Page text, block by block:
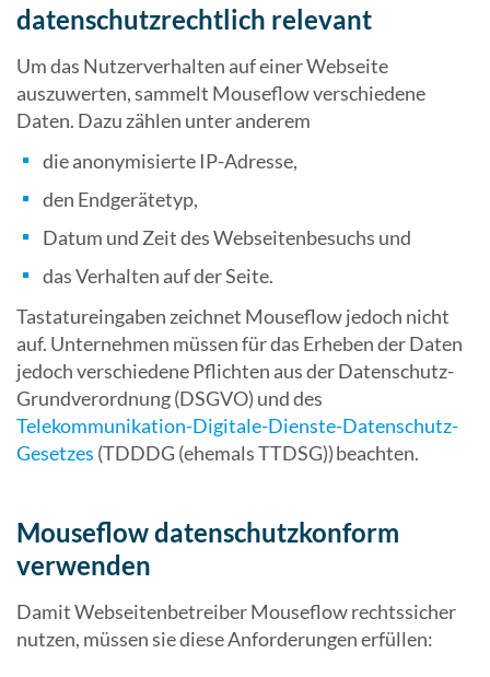
datenschutzrechtlich relevant
Um das Nutzerverhalten auf einer Webseite
auszuwerten, sammelt Mouseflow verschiedene
Daten. Dazu zählen unter anderem
die anonymisierte IP-Adresse,
den Endgerätetyp,
Datum und Zeit des Webseitenbesuchs und
das Verhalten auf der Seite.
Tastatureingaben zeichnet Mouseflow jedoch nicht
auf. Unternehmen müssen für das Erheben der Daten
jedoch verschiedene Pflichten aus der Datenschutz-
Grundverordnung (DSGVO) und des
Telekommunikation-Digitale-Dienste-Datenschutz-
Gesetzes (TDDDG (ehemals TTDSG)) beachten.
Mouseflow datenschutzkonform
verwenden
Damit Webseitenbetreiber Mouseflow rechtssicher
nutzen, müssen sie diese Anforderungen erfüllen: